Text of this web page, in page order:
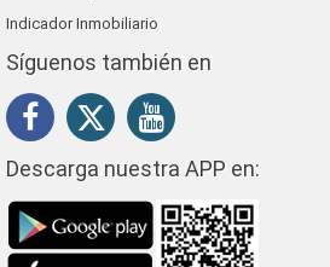
Indicador Inmobiliario
Síguenos también en
Descarga nuestra APP en: